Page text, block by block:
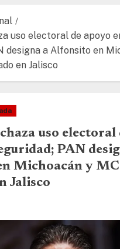
uso electoral de apoyo
designa a Alfonsito en
en Jalisco
uso electoral
PAN
Michoacán y MC
Jalisco